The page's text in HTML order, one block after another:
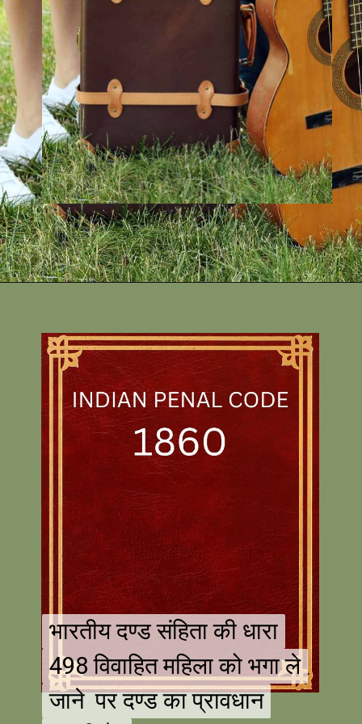
भारतीय दण्ड संहिता की धारा
498 विवाहित महिला को भगा ले
जाने पर दण्ड का प्रावधान
भारतीय दण्ड संहिता की धारा
498 विवाहित महिला को भगा ले
जाने पर दण्ड का प्रावधान